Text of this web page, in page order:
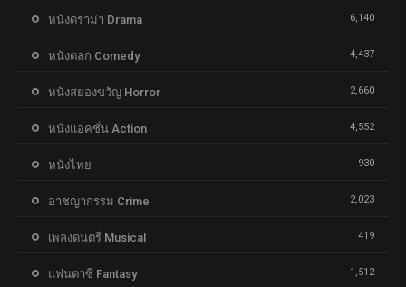
หนังดราม่า Drama 6,140
หนังตลก Comedy 4,437
หนังสยองขวัญ Horror 2,660
หนังแอคชั่น Action 4,552
หนังไทย 930
อาชญากรรม Crime 2,023
เพลงดนตรี Musical 419
แฟนตาซี Fantasy 1,512